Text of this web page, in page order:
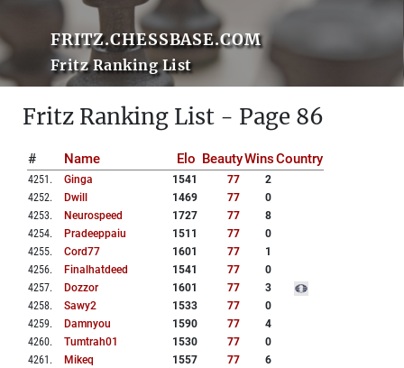
FRITZ.CHESSBASE.COM
Fritz Ranking List
Fritz Ranking List - Page 86
# Name Elo BeautyWinsCountry
4251 . Ginga 1541 77
2
4252. Dwill 1469 77
0
4253. Neurospeed 1727 77
8
4254. Pradeeppaiu 1511 77
0
4255. Cord77 1601 77
1
4256. Finalhatdeed 1541 77
0
4257. Dozzor 1601 77
3
4258. Sawy2 1533 77
0
4259. Damnyou 1590 77
4
4260. Tumtrah01 1530 77
0
4261 . Mikeq 1557 77
6